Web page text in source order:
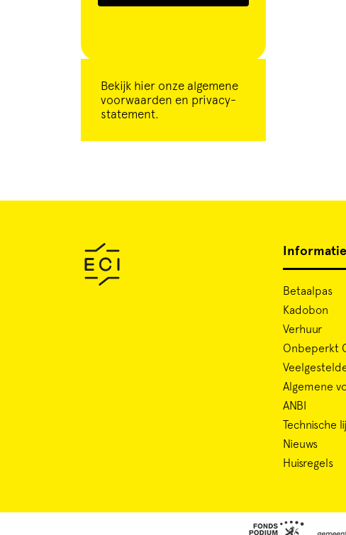
Bekijk hier onze algemene
voorwaarden en privacy-
statement.
Informatie
Betaalpas
Kadobon
Verhuur
Onbeperkt
Algemene
ANBI
Technische
Nieuws
Huisregels